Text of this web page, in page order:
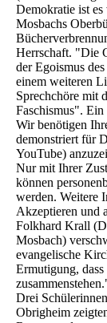
Demokratie ist
Mosbachs
Herrschaft. "Die
der Egoismus
einem weiteren
Sprechchöre mit
Faschismus". Ein
Wir benötigen
demonstriert für
YouTube)
Nur mit Ihrer
können
werden. Weitere
Akzeptieren und
Folkhard Krall
Mosbach)
evangelische
Ermutigung,
Drei
Obrigheim